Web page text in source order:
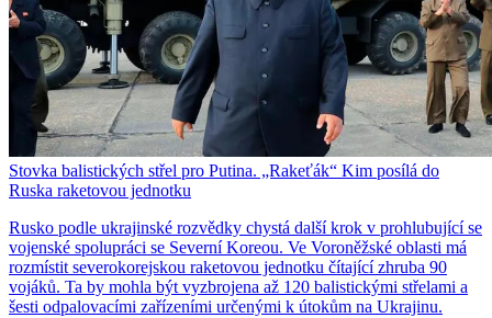
Stovka balistických střel pro Putina. „Rakeťák“ Kim posílá do
Ruska raketovou jednotku
Rusko podle ukrajinské rozvědky chystá další krok v prohlubující se
vojenské spolupráci se Severní Koreou. Ve Voroněžské oblasti má
rozmístit severokorejskou raketovou jednotku čítající zhruba 90
vojáků. Ta by mohla být vyzbrojena až 120 balistickými střelami a
šesti odpalovacími zařízeními určenými k útokům na Ukrajinu.